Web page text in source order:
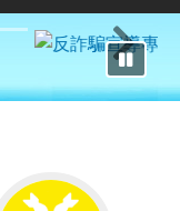
暫停輪
下一則